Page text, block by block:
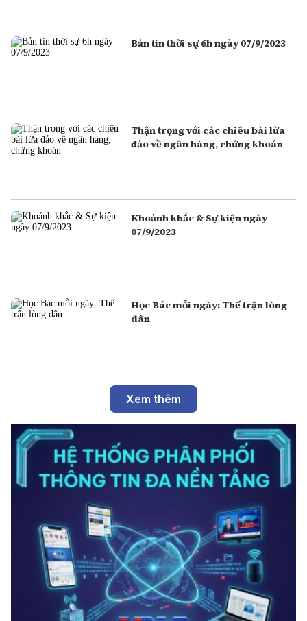
Bản tin thời sự 6h ngày 07/9/2023
Thận trọng với các chiêu bài lừa
đảo về ngân hàng, chứng khoán
Khoảnh khắc & Sự kiện ngày
07/9/2023
Học Bác mỗi ngày: Thế trận lòng
dân
Xem thêm